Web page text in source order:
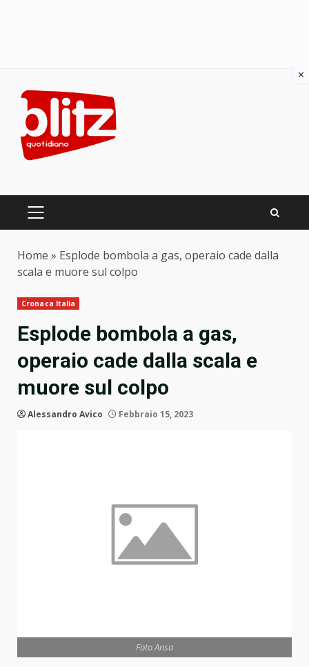
content
PRIMARY
Home » Esplode bombola a gas, operaio cade dalla
scala e muore sul colpo
Cronaca Italia
Esplode bombola a gas,
operaio cade dalla scala e
muore sul colpo
Alessandro Avico Febbraio 15, 2023
Foto Ansa
×